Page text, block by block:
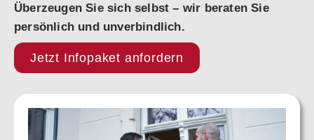
Überzeugen Sie sich selbst – wir beraten Sie
persönlich und unverbindlich.
Jetzt Infopaket anfordern